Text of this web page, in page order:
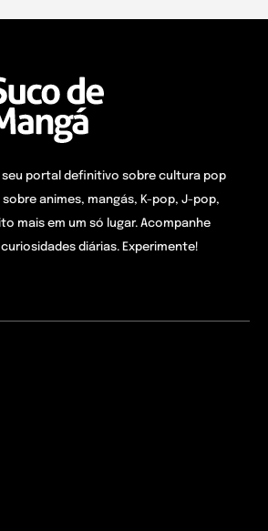
seu portal definitivo sobre cultura pop
animes, mangás, K-pop, J-pop,
mais em um só lugar. Acompanhe
diárias. Experimente!